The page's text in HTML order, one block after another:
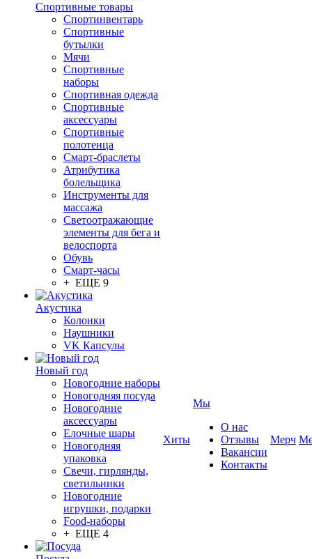
Спортивные товары
Спортинвентарь
Спортивные
бутылки
Мячи
Спортивные
наборы
Спортивная одежда
Спортивные
аксессуары
Спортивные
полотенца
Смарт-браслеты
Атрибутика
болельщика
Инструменты для
массажа
Светоотражающие
элементы для бега и
велоспорта
Обувь
Смарт-часы
+ ЕЩЕ 9
Акустика
Колонки
Наушники
VK Капсулы
Новый год
Новогодние наборы
Новогодняя посуда
Новогодние
аксессуары
Елочные шары
Новогодняя
упаковка
Свечи, гирлянды,
светильники
Новогодние
игрушки, подарки
Food-наборы
+ ЕЩЕ 4
Хиты
Мы
О нас
Отзывы
Вакансии
Контакты
Мерч